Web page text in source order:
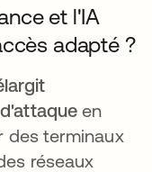
et l'IA
adapté ?
en
des terminaux
réseaux